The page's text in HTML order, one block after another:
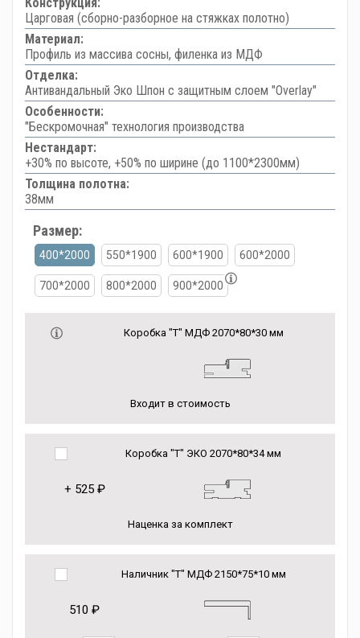
Царговая (сборно-разборное на стяжках полотно)
Материал:
Профиль из массива сосны, филенка из МДФ
Отделка:
Антивандальный Эко Шпон с защитным слоем "Overlay"
Особенности:
"Бескромочная" технология производства
Нестандарт:
+30% по высоте, +50% по ширине (до 1100*2300мм)
Толщина полотна:
38мм
Размер:
400*2000 550*1900 600*1900 600*2000
700*2000 800*2000 900*2000
Коробка "Т" МДФ 2070*80*30 мм
Входит в стоимость
Коробка "Т" ЭКО 2070*80*34 мм
+ 525 ₽
Наценка за комплект
Наличник "Т" МДФ 2150*75*10 мм
510 ₽